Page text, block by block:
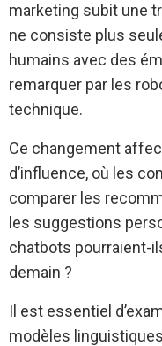
marketing subit une
ne consiste plus
humains avec des
remarquer par les
technique.
Ce changement
d’influence, où les
comparer les
les suggestions
chatbots pourraient-
demain ?
Il est essentiel
modèles